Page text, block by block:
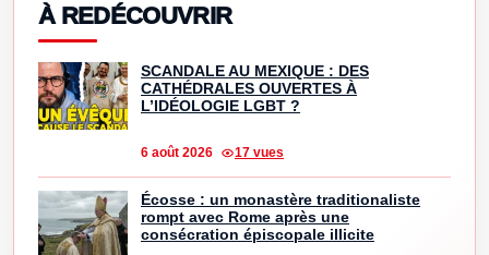
À REDÉCOUVRIR
SCANDALE AU MEXIQUE : DES
CATHÉDRALES OUVERTES À
L’IDÉOLOGIE LGBT ?
6 août 2026 17 vues
Écosse : un monastère traditionaliste
rompt avec Rome après une
consécration épiscopale illicite